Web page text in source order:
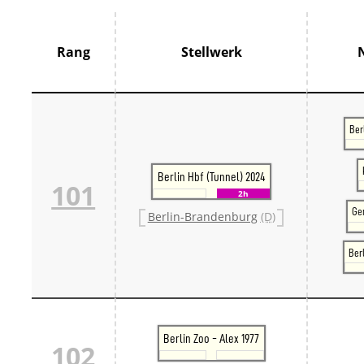
Île-
Italien
Schweiz
Rang Stellwerk
101
Berlin Hbf (Tunnel) 2024
2h
Berlin-Brandenburg (D)
102
Berlin Zoo - Alex 1977